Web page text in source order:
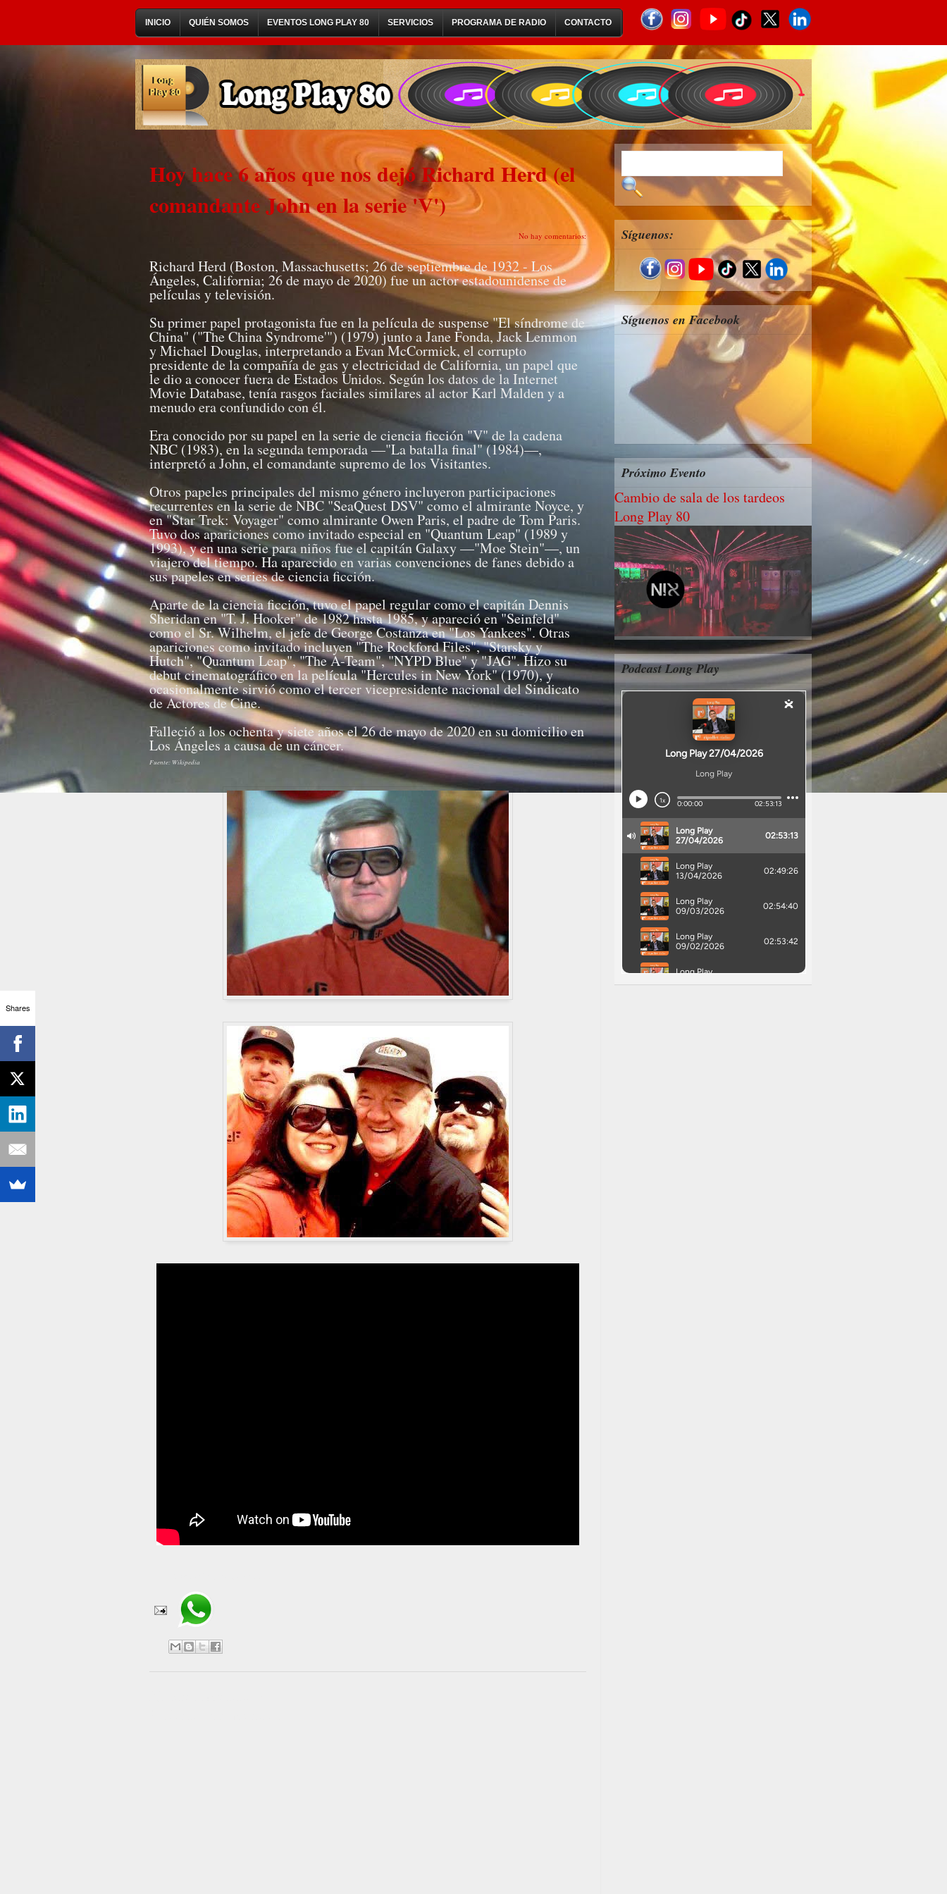
INICIO QUIÉN SOMOS EVENTOS LONG PLAY 80 SERVICIOS PROGRAMA DE RADIO CONTACTO
Hoy hace 6 años que nos dejó Richard Herd (el
comandante John en la serie 'V')
No hay comentarios:
Richard Herd (Boston, Massachusetts; 26 de septiembre de 1932 - Los
Ángeles, California; 26 de mayo de 2020) fue un actor estadounidense de
películas y televisión.
Su primer papel protagonista fue en la película de suspense "El síndrome de
China" ("The China Syndrome'") (1979) junto a Jane Fonda, Jack Lemmon
y Michael Douglas, interpretando a Evan McCormick, el corrupto
presidente de la compañía de gas y electricidad de California, un papel que
le dio a conocer fuera de Estados Unidos. Según los datos de la Internet
Movie Database, tenía rasgos faciales similares al actor Karl Malden y a
menudo era confundido con él.
Era conocido por su papel en la serie de ciencia ficción "V" de la cadena
NBC (1983), en la segunda temporada —"La batalla final" (1984)—,
interpretó a John, el comandante supremo de los Visitantes.
Otros papeles principales del mismo género incluyeron participaciones
recurrentes en la serie de NBC "SeaQuest DSV" como el almirante Noyce, y
en "Star Trek: Voyager" como almirante Owen Paris, el padre de Tom Paris.
Tuvo dos apariciones como invitado especial en "Quantum Leap" (1989 y
1993), y en una serie para niños fue el capitán Galaxy —"Moe Stein"—, un
viajero del tiempo. Ha aparecido en varias convenciones de fanes debido a
sus papeles en series de ciencia ficción.
Aparte de la ciencia ficción, tuvo el papel regular como el capitán Dennis
Sheridan en "T. J. Hooker" de 1982 hasta 1985, y apareció en "Seinfeld"
como el Sr. Wilhelm, el jefe de George Costanza en "Los Yankees". Otras
apariciones como invitado incluyen "The Rockford Files", "Starsky y
Hutch", "Quantum Leap", "The A-Team", "NYPD Blue" y "JAG". Hizo su
debut cinematográfico en la película "Hercules in New York" (1970), y
ocasionalmente sirvió como el tercer vicepresidente nacional del Sindicato
de Actores de Cine.
Falleció a los ochenta y siete años el 26 de mayo de 2020 en su domicilio en
Los Ángeles a causa de un cáncer.
Fuente: Wikipedia
Síguenos:
Síguenos en Facebook
Próximo Evento
Cambio de sala de los tardeos
Long Play 80
Podcast Long Play
Shares